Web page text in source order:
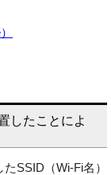
したことによ
SSID（Wi-Fi名）